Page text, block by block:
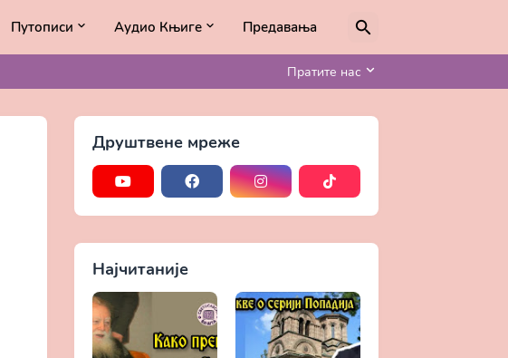
Путописи Аудио Књиге Предавања
Пратите нас
Друштвене мреже
Најчитаније